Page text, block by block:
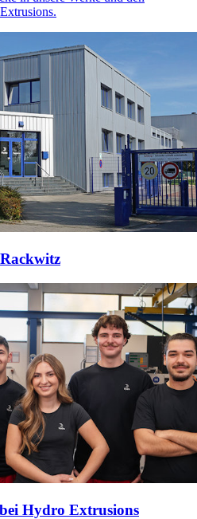
Hydro Extrusions